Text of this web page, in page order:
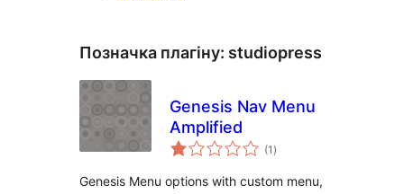
Позначка плагіну: studiopress
Genesis Nav Menu
Amplified
(1 загальний
рейтинг
)
Genesis Menu options with custom menu,